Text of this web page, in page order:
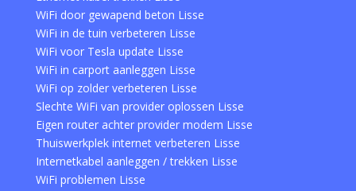
WiFi door gewapend beton Lisse
WiFi in de tuin verbeteren Lisse
WiFi voor Tesla update Lisse
WiFi in carport aanleggen Lisse
WiFi op zolder verbeteren Lisse
Slechte WiFi van provider oplossen Lisse
Eigen router achter provider modem Lisse
Thuiswerkplek internet verbeteren Lisse
Internetkabel aanleggen / trekken Lisse
WiFi problemen Lisse